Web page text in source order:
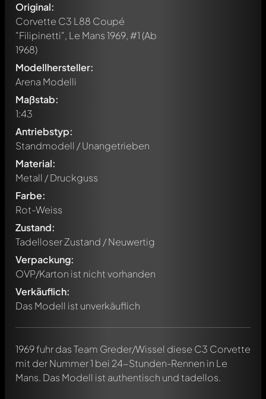
Original:
Corvette C3 L88 Coupé
"Filipinetti", Le Mans 1969, #1(Ab
1968)
Modellhersteller:
Arena Modelli
Maßstab:
1:43
Antriebstyp:
Standmodell / Unangetrieben
Material:
Metall / Druckguss
Farbe:
Rot-Weiss
Zustand:
Tadelloser Zustand / Neuwertig
Verpackung:
OVP/Karton ist nicht vorhanden
Verkäuflich:
Das Modell ist unverkäuflich
1969 fuhr das Team Greder/Wissel diese C3 Corvette
mit der Nummer 1 bei 24-Stunden-Rennen in Le
Mans. Das Modell ist authentisch und tadellos.
Schreibe jetzt einen ersten Kommentar zu diesem Modell!
Jeder Kommentar kann von allen Mitgliedern diskutiert
werden. Es ist wie ein Chat.
Erwähne andere Modelly-Mitglieder durch die